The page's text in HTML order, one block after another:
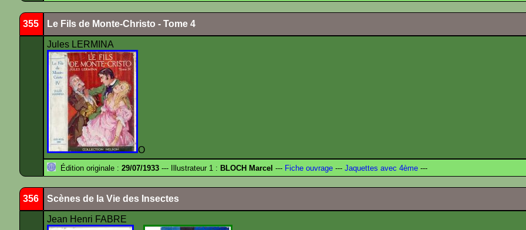
355 Le Fils de Monte-Christo - Tome 4
Jules LERMINA
O
Édition originale : 29/07/1933 --- Illustrateur 1 : BLOCH Marcel --- Fiche ouvrage --- Jaquettes avec 4ème ---
356 Scènes de la Vie des Insectes
Jean Henri FABRE